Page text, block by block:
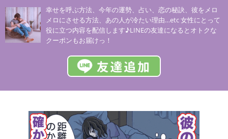
幸せを呼ぶ方法、今年の運勢、占い、恋の秘訣、彼をメロ
メロにさせる方法、あの人が冷たい理由…etc 女性にとって
役に立つ内容を配信します♪LINEの友達になるとオトクな
クーポンもお届けっ！